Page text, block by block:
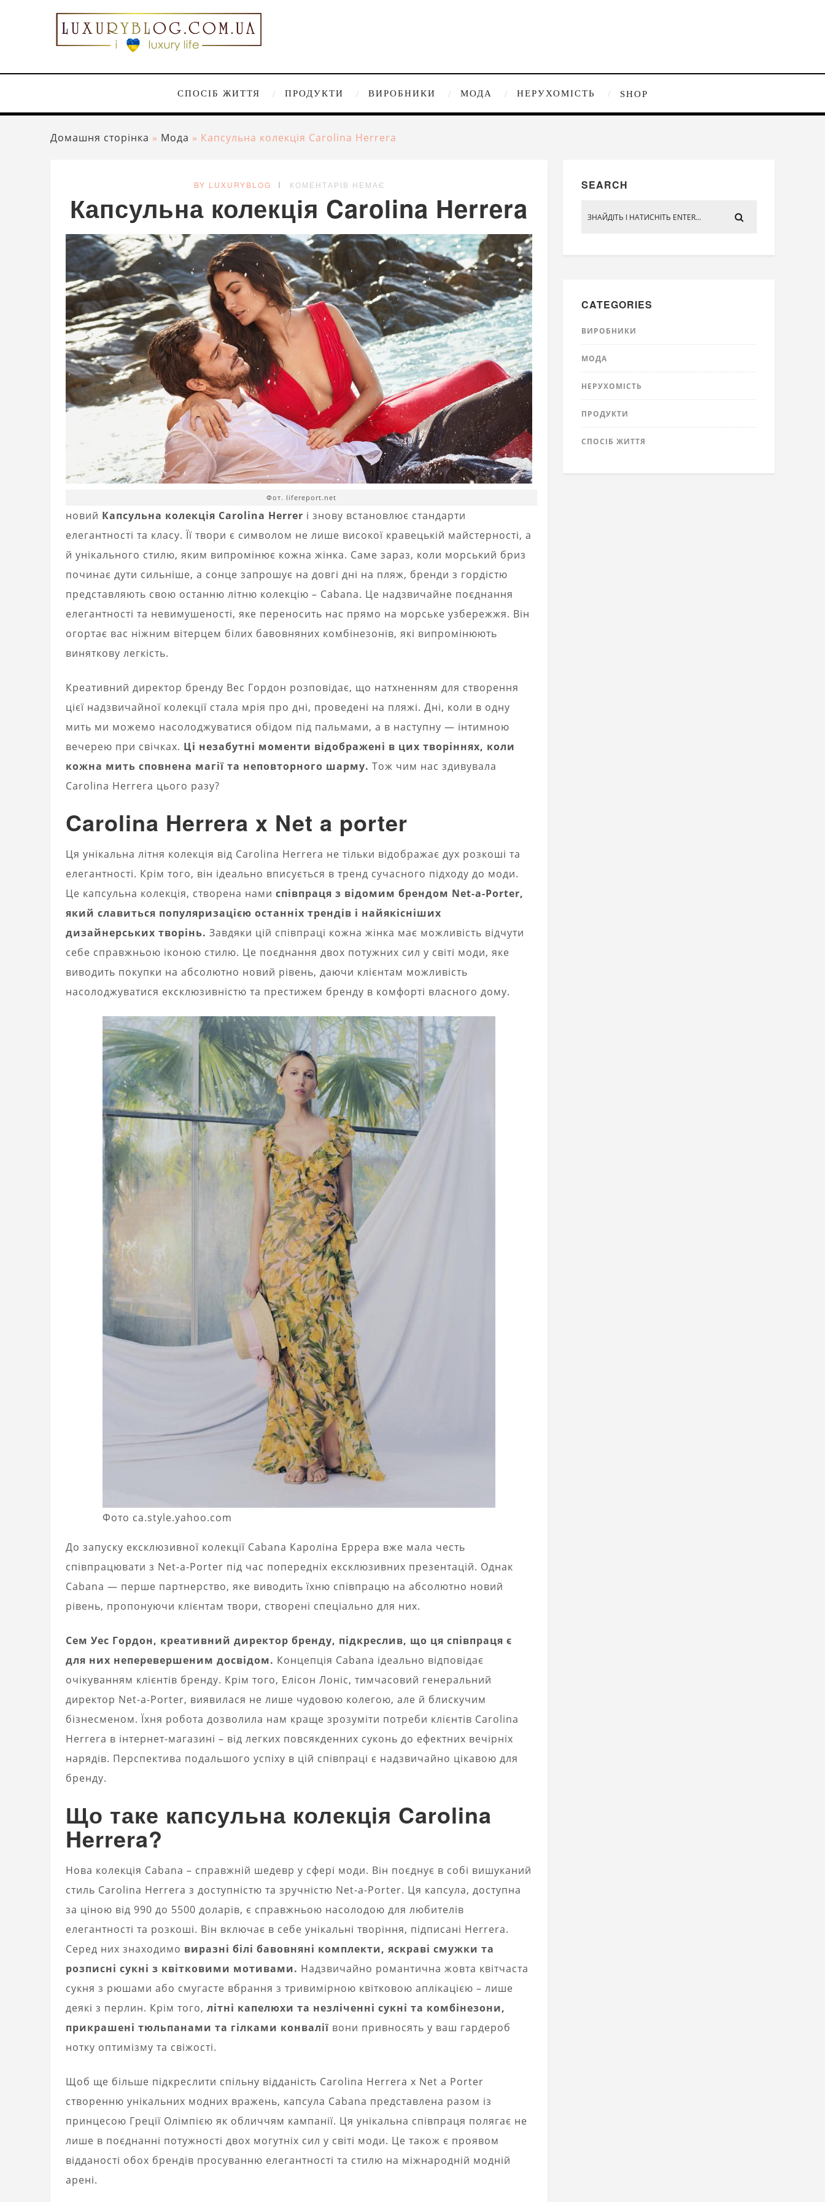
СПОСІБ ЖИТТЯ ПРОДУКТИ ВИРОБНИКИ МОДА НЕРУХОМІСТЬ SHOP
Домашня сторінка » Мода » Капсульна колекція Carolina Herrera
BY LUXURYBLOG КОМЕНТАРІВ НЕМАЄ
Капсульна колекція Carolina Herrera
Фот. lifereport.net
новий Капсульна колекція Carolina Herrer і знову встановлює стандарти
елегантності та класу. Її твори є символом не лише високої кравецькій майстерності, а
й унікального стилю, яким випромінює кожна жінка. Саме зараз, коли морський бриз
починає дути сильніше, а сонце запрошує на довгі дні на пляж, бренди з гордістю
представляють свою останню літню колекцію – Cabana. Це надзвичайне поєднання
елегантності та невимушеності, яке переносить нас прямо на морське узбережжя. Він
огортає вас ніжним вітерцем білих бавовняних комбінезонів, які випромінюють
виняткову легкість.
Креативний директор бренду Вес Гордон розповідає, що натхненням для створення
цієї надзвичайної колекції стала мрія про дні, проведені на пляжі. Дні, коли в одну
мить ми можемо насолоджуватися обідом під пальмами, а в наступну — інтимною
вечерею при свічках. Ці незабутні моменти відображені в цих творіннях, коли
кожна мить сповнена магії та неповторного шарму. Тож чим нас здивувала
Carolina Herrera цього разу?
Carolina Herrera x Net a porter
Ця унікальна літня колекція від Carolina Herrera не тільки відображає дух розкоші та
елегантності. Крім того, він ідеально вписується в тренд сучасного підходу до моди.
Це капсульна колекція, створена нами співпраця з відомим брендом Net-a-Porter,
який славиться популяризацією останніх трендів і найякісніших
дизайнерських творінь. Завдяки цій співпраці кожна жінка має можливість відчути
себе справжньою іконою стилю. Це поєднання двох потужних сил у світі моди, яке
виводить покупки на абсолютно новий рівень, даючи клієнтам можливість
насолоджуватися ексклюзивністю та престижем бренду в комфорті власного дому.
Фото ca.style.yahoo.com
До запуску ексклюзивної колекції Cabana Кароліна Еррера вже мала честь
співпрацювати з Net-a-Porter під час попередніх ексклюзивних презентацій. Однак
Cabana — перше партнерство, яке виводить їхню співпрацю на абсолютно новий
рівень, пропонуючи клієнтам твори, створені спеціально для них.
Сем Уес Гордон, креативний директор бренду, підкреслив, що ця співпраця є
для них неперевершеним досвідом. Концепція Cabana ідеально відповідає
очікуванням клієнтів бренду. Крім того, Елісон Лоніс, тимчасовий генеральний
директор Net-a-Porter, виявилася не лише чудовою колегою, але й блискучим
бізнесменом. Їхня робота дозволила нам краще зрозуміти потреби клієнтів Carolina
Herrera в інтернет-магазині – від легких повсякденних суконь до ефектних вечірніх
нарядів. Перспектива подальшого успіху в цій співпраці є надзвичайно цікавою для
бренду.
Що таке капсульна колекція Carolina
Herrera?
Нова колекція Cabana – справжній шедевр у сфері моди. Він поєднує в собі вишуканий
стиль Carolina Herrera з доступністю та зручністю Net-a-Porter. Ця капсула, доступна
за ціною від 990 до 5500 доларів, є справжньою насолодою для любителів
елегантності та розкоші. Він включає в себе унікальні творіння, підписані Herrera.
Серед них знаходимо виразні білі бавовняні комплекти, яскраві смужки та
розписні сукні з квітковими мотивами. Надзвичайно романтична жовта квітчаста
сукня з рюшами або смугасте вбрання з тривимірною квітковою аплікацією – лише
деякі з перлин. Крім того, літні капелюхи та незліченні сукні та комбінезони,
прикрашені тюльпанами та гілками конвалії вони привносять у ваш гардероб
нотку оптимізму та свіжості.
Щоб ще більше підкреслити спільну відданість Carolina Herrera x Net a Porter
створенню унікальних модних вражень, капсула Cabana представлена ​​разом із
принцесою Греції Олімпією як обличчям кампанії. Ця унікальна співпраця полягає не
лише в поєднанні потужності двох могутніх сил у світі моди. Це також є проявом
відданості обох брендів просуванню елегантності та стилю на міжнародній модній
арені.
SEARCH
CATEGORIES
ВИРОБНИКИ
МОДА
НЕРУХОМІСТЬ
ПРОДУКТИ
СПОСІБ ЖИТТЯ